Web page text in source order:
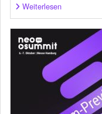
Weiterlesen